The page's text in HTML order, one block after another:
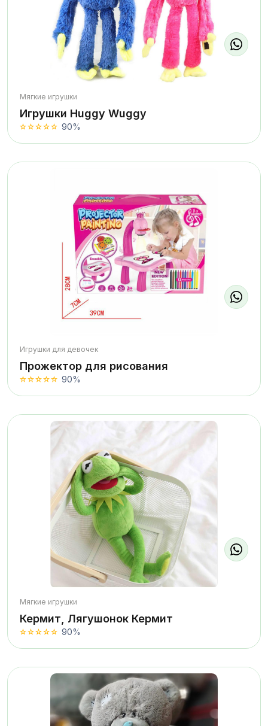
Мягкие игрушки
Игрушки Huggy Wuggy
90%
Игрушки для девочек
Прожектор для рисования
90%
Мягкие игрушки
Кермит, Лягушонок Кермит
90%